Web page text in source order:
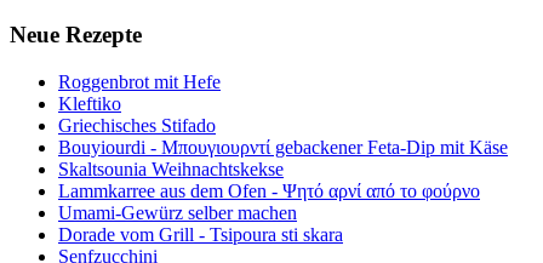
Neue Rezepte
Roggenbrot mit Hefe
Kleftiko
Griechisches Stifado
Bouyiourdi - Μπουγιουρντί gebackener Feta-Dip mit Käse
Skaltsounia Weihnachtskekse
Lammkarree aus dem Ofen - Ψητό αρνί από το φούρνο
Umami-Gewürz selber machen
Dorade vom Grill - Tsipoura sti skara
Senfzucchini